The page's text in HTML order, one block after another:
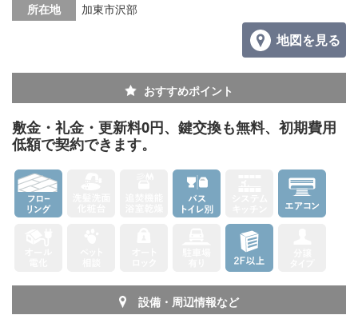
所在地
加東市沢部
地図を見る
おすすめポイント
敷金・礼金・更新料0円、鍵交換も無料、初期費用
低額で契約できます。
設備・周辺情報など